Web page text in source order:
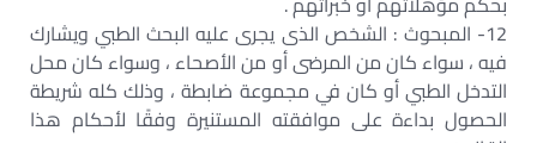
12- المبحوث : الشخص الذى يجرى عليه البحث الطبي ويشارك
فيه ، سواء كان من المرضى أو من الأصحاء ، وسواء كان محل
التدخل الطبي أو كان في مجموعة ضابطة ، وذلك كله شريطة
الحصول بداءة على موافقته المستنيرة وفقًا لأحكام هذا